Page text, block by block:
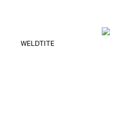
WELDTITE